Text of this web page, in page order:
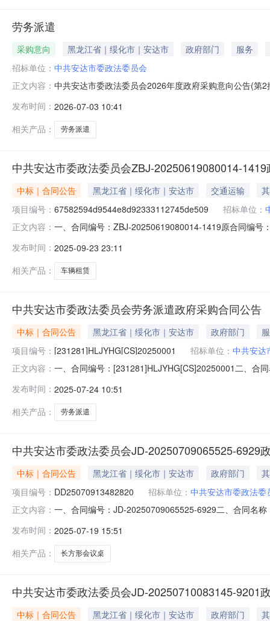
劳务派遣
采购意向 黑龙江省｜绥化市｜安达市 政府部门
服务
招标单位： 中共安达市委政法委员会
正文内容： 中共安达市委政法委员会2026年度政府采购意向公告(第
目标:符合采购要求需满足的要求:满足采购人需求预计采
发布时间： 2026-07-03 10:41
相关产品：
劳务派遣
中共安达市委政法委员会ZBJ-20250619080014-
中标｜合同公告 黑龙江省｜绥化市｜安达市 交通运输
项目编号： 67582594d9544e8d92333112745de509 招标单位：
正文内容： 一、合同编号：ZBJ-20250619080014-1419原合同编
员会联系方式：1312599
发布时间： 2025-09-23 23:11
相关产品：
车辆租赁
中共安达市委政法委员会劳务派遣政府采购合同公告
中标｜合同公告 黑龙江省｜绥化市｜安达市 政府部门
项目编号： [231281]HLJYHG[CS]20250001 招标单位： 中共安达
正文内容： 一、合同编号：[231281]HLJYHG[CS]20250001二、合
6层联系方式：17603678331六、合同主要信息主要标
发布时间： 2025-07-24 10:51
相关产品：
劳务派遣
中共安达市委政法委员会JD-20250709065525-6929
中标｜合同公告 黑龙江省｜绥化市｜安达市 政府部门
项目编号： DD25070913482820 招标单位： 中共安达市委政法委
正文内容： 一、合同编号：JD-20250709065525-6929二、合同名
黑龙江省绥化市安达市正阳街一道街北海达后院工会家
发布时间： 2025-07-19 15:51
相关产品：
长方形会议桌
中共安达市委政法委员会JD-20250710083145-9201
中标｜合同公告 黑龙江省｜绥化市｜安达市 政府部门